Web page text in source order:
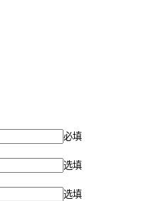
必填
选填
选填